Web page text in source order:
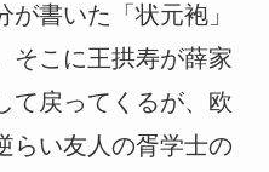
書いた「状元袍」
そこに王拱寿が薛家
て戻ってくるが、欧
らい友人の胥学士の